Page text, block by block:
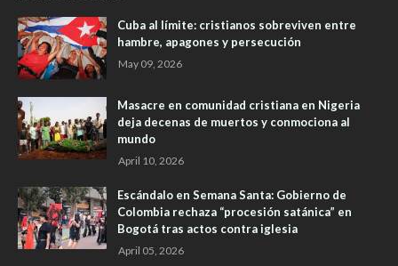
Cuba al límite: cristianos sobreviven entre
hambre, apagones y persecución
May 09, 2026
Masacre en comunidad cristiana en Nigeria
deja decenas de muertos y conmociona al
mundo
April 10, 2026
Escándalo en Semana Santa: Gobierno de
Colombia rechaza “procesión satánica” en
Bogotá tras actos contra iglesia
April 05, 2026